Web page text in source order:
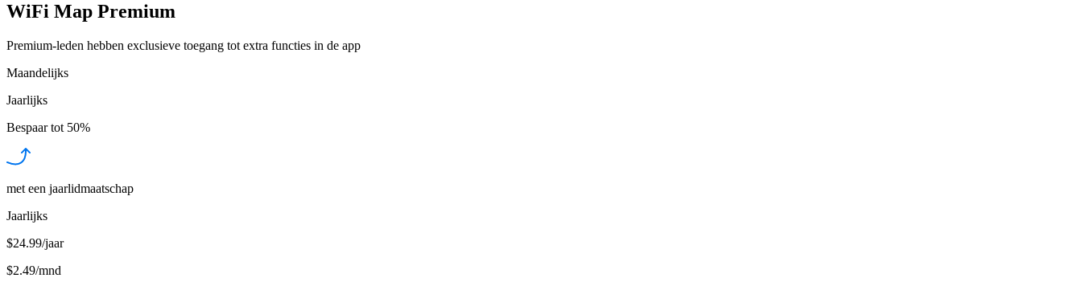
WiFi Map Premium
Premium-leden hebben exclusieve toegang tot extra functies in de app
Maandelijks
Jaarlijks
Bespaar tot 50%
met een jaarlidmaatschap
Jaarlijks
$24.99/jaar
$2.49/mnd